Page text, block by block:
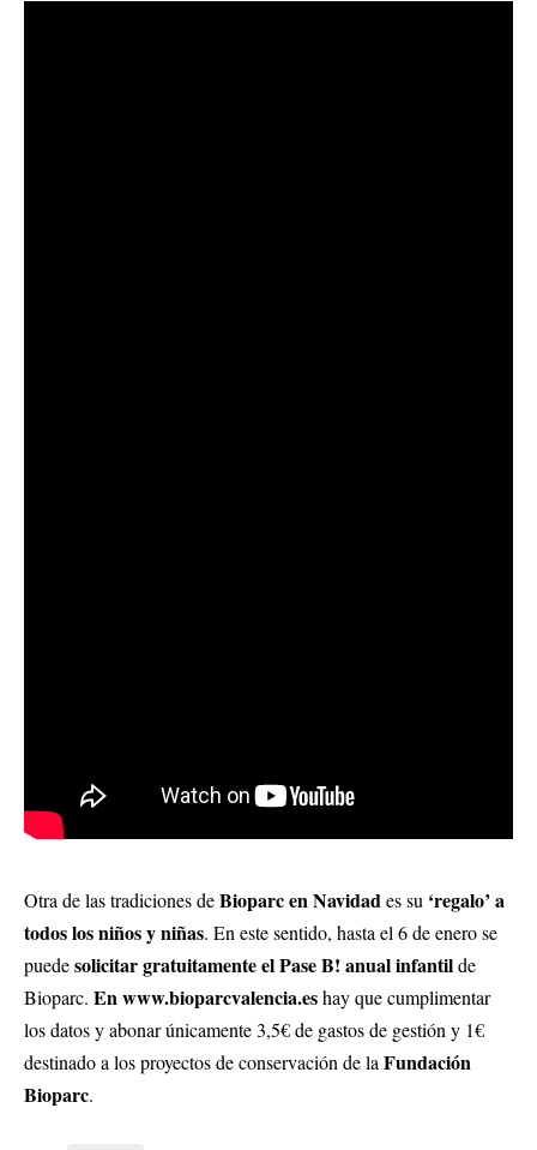
Otra de las tradiciones deBioparc en Navidades su ‘regalo’ a
todos los niños y niñas. En este sentido, hasta el 6 de enero se
puedesolicitar gratuitamente el Pase B! anual infantilde
Bioparc. Enwww.bioparcvalencia.eshay que cumplimentar
los datos y abonar únicamente 3,5€ de gastos de gestión y 1€
destinado a los proyectos de conservación de laFundación
Bioparc.